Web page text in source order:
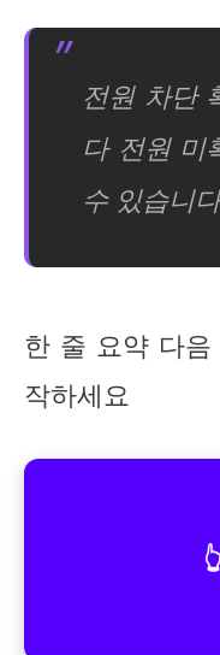
전원 차단
다 전원 미
수 있습니다
한 줄 요약 다
작하세요
👆